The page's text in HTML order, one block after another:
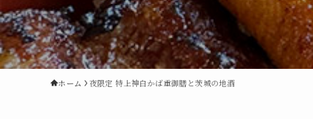
ホーム 夜限定 特上神白かば重御膳と茨城の地酒